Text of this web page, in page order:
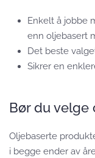
Enkelt å jobbe
enn oljebasert
Det beste
Sikrer en
Bør du velge
Oljebaserte
i begge ender av